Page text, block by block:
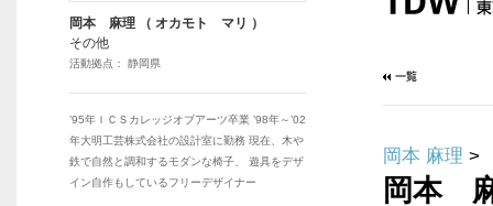
岡本 麻理 >
岡本
岡本 麻理 （ オカモト マリ ）
その他
活動拠点： 静岡県
’95年ＩＣＳカレッジオブアーツ卒業 ’98年～’02
年大明工芸株式会社の設計室に勤務 現在、木や
鉄で自然と調和するモダンな椅子、 遊具をデザ
イン自作もしているフリーデザイナー